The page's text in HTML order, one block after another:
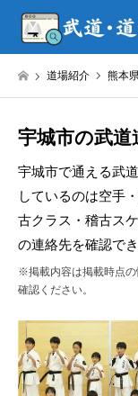
道場紹介 熊本
宇城市の武道
宇城市で通える武
しているのは空手
古クラス・稽古ス
の連絡先を確認でき
※掲載内容は掲載時点
確認ください。